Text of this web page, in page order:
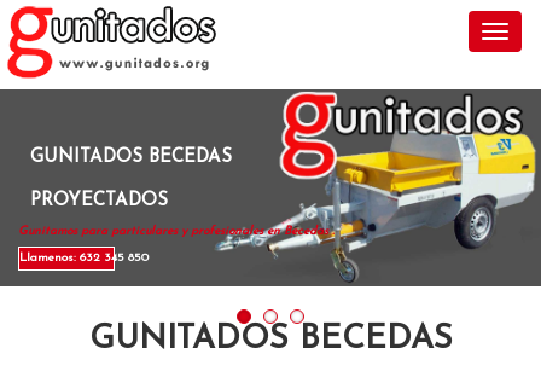
GUNITADOS BECEDAS
PROYECTADOS
Gunitamos para particulares y profesionales en Becedas .
Llamenos: 632 345 850
GUNITADOS BECEDAS